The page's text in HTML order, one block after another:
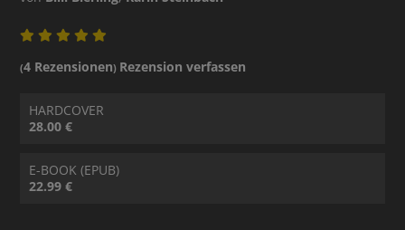
(4 Rezensionen) Rezension verfassen
HARDCOVER
28.00 €
E-BOOK (EPUB)
22.99 €